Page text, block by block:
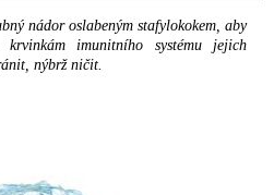
nádor oslabeným stafylokokem, aby
imunitního systému jejich
nýbrž ničit.